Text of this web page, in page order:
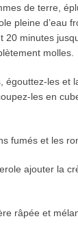
de terre,
pleine d’eau
20 minutes
molles.
égouttez-les et
les en
fumés et les
ajouter la
râpée et